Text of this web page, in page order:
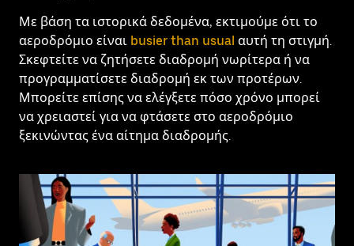
Με βάση τα ιστορικά δεδομένα, εκτιμούμε ότι το
αεροδρόμιο είναι busier than usual αυτή τη στιγμή.
Σκεφτείτε να ζητήσετε διαδρομή νωρίτερα ή να
προγραμματίσετε διαδρομή εκ των προτέρων.
Μπορείτε επίσης να ελέγξετε πόσο χρόνο μπορεί
να χρειαστεί για να φτάσετε στο αεροδρόμιο
ξεκινώντας ένα αίτημα διαδρομής.